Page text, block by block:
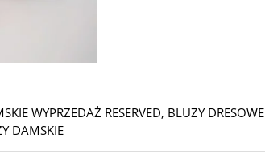
WYPRZEDAŻ RESERVED, BLUZY DRESOWE
DAMSKIE